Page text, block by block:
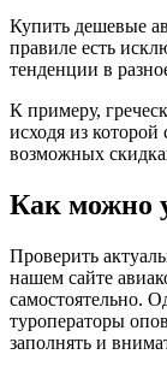
Купить дешевые
правиле есть
тенденции в
К примеру,
исходя из
возможных
Как можно
Проверить
нашем сайте
самостоятельно.
туроператоры
заполнять и